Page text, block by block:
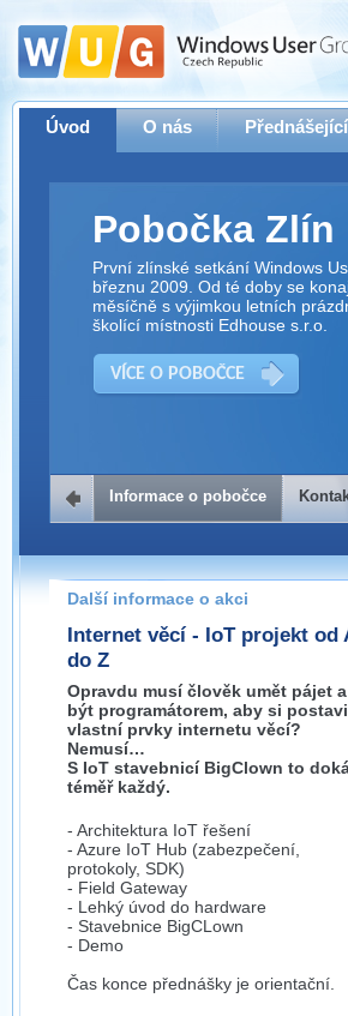
Úvod O nás Přednášející
Pobočka Zlín
První zlínské setkání Windows
březnu 2009. Od té doby se
měsíčně s výjimkou letních
školící místnosti Edhouse s.r.o.
VÍCE O POBOČCE
Kontakt na
Pokud máte jakýkoliv dotaz na
prosím neváhejte nás
zlin@wug.cz
Informace o pobočce
Další informace o akci
Internet věcí - IoT projekt od
do Z
Opravdu musí člověk umět pájet a
být programátorem, aby si
vlastní prvky internetu věcí?
Nemusí…
S IoT stavebnicí BigClown to
téměř každý.
- Architektura IoT řešení
- Azure IoT Hub (zabezpečení,
protokoly, SDK)
- Field Gateway
- Lehký úvod do hardware
- Stavebnice BigCLown
- Demo
Čas konce přednášky je orientační.